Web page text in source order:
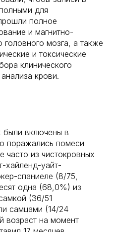
для
полное
и магнитно-
мозга, а также
и токсические
клинического
крови.
были включены в
поражались помеси
часто из чистокровных
хайленд-уайт-
спаниеле (8/75,
одна (68,0%) из
(36/51
самцами (14/24
возраст на момент